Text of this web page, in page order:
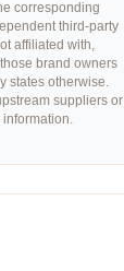
corresponding
third-party
affiliated with,
brand owners
states otherwise.
suppliers or